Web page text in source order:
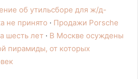
об утильсборе для ж/д-
не принято · Продажи Porsche
шесть лет · В Москве осуждены
пирамиды, от которых